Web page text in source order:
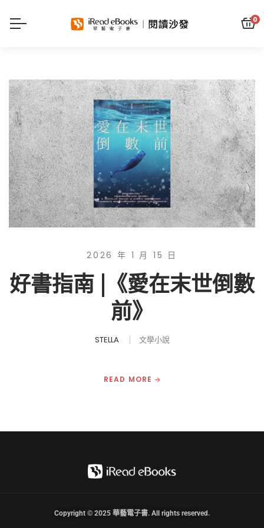
0
2026 年 1 月 15 日
好書指南 |《愛在末世倒數
前》
STELLA 文學小說
READ MORE
Copyright © 2025 華藝電子書. All rights reserved.